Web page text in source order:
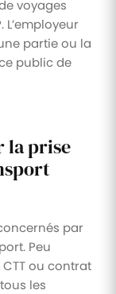
voyages
L’employeur
partie ou la
public de
la prise
par
Peu
CTT ou contrat
les